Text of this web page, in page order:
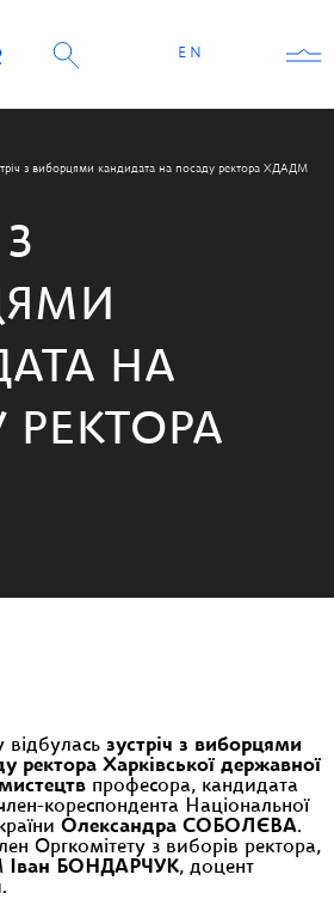
EN
з виборцями кандидата на посаду ректора ХДАДМ
НА
зустріч з виборцями
ректора Харківської державної
професора, кандидата
кореспондента Національної
Олександра СОБОЛЄВА.
Оргкомітету з виборів ректора,
Іван БОНДАРЧУК, доцент